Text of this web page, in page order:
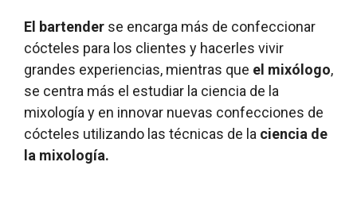
El bartender se encarga más de confeccionar
cócteles para los clientes y hacerles vivir
grandes experiencias, mientras que el mixólogo,
se centra más el estudiar la ciencia de la
mixología y en innovar nuevas confecciones de
cócteles utilizando las técnicas de la ciencia de
la mixología.